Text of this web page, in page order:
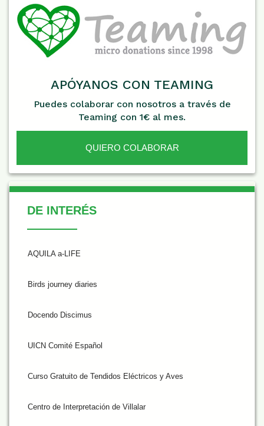
APÓYANOS CON TEAMING
Puedes colaborar con nosotros a través de
Teaming con 1€ al mes.
QUIERO COLABORAR
De Interés
DE INTERÉS
AQUILA a-LIFE
Birds journey diaries
Docendo Discimus
UICN Comité Español
Curso Gratuito de Tendidos Eléctricos y Aves
Centro de Interpretación de Villalar